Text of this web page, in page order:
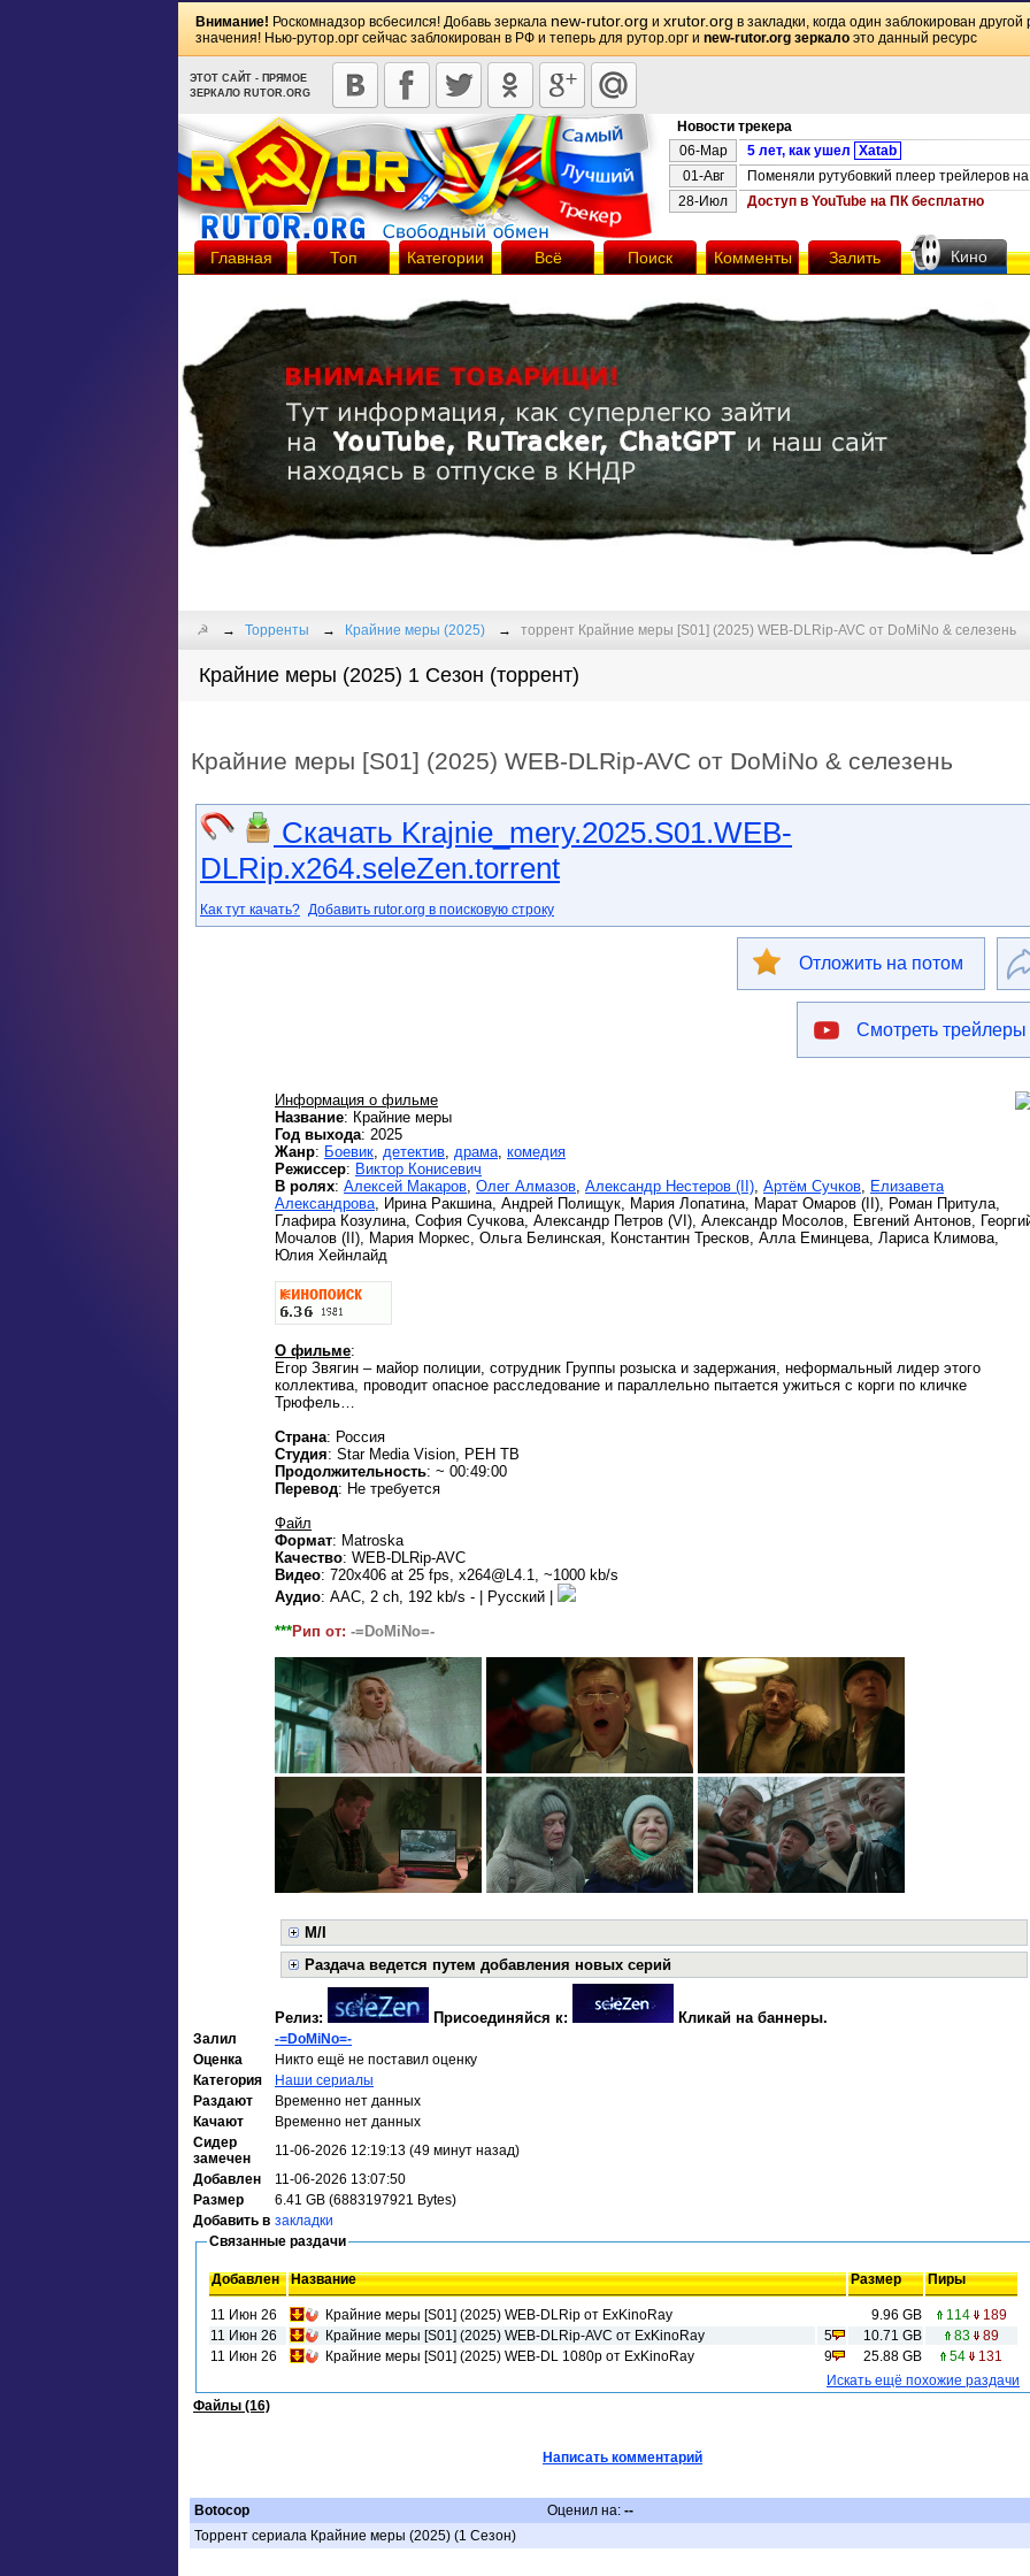
Внимание! Роскомнадзор всбесился! Добавь зеркала new-rutor.org и xrutor.org в закладки, когда один заблокирован
значения! Нью-рутор.орг сейчас заблокирован в РФ и теперь для рутор.орг и new-rutor.org зеркало это данный ресурс
ЭТОТ САЙТ - ПРЯМОЕ
ЗЕРКАЛО RUTOR.ORG
Новости трекера
06-Мар
5 лет, как ушел Xatab
01-Авг
Поменяли рутубовкий плеер трейлеров
28-Июл
Доступ в YouTube на ПК бесплатно
Главная Топ Категории Всё Поиск Комменты Залить Кино
☭ Торренты Крайние меры (2025) торрент Крайние меры [S01] (2025) WEB-DLRip-AVC от DoMiNo & селезень
Крайние меры (2025) 1 Сезон (торрент)
Крайние меры [S01] (2025) WEB-DLRip-AVC от DoMiNo & селезень
Скачать Krajnie_mery.2025.S01.WEB-
DLRip.x264.seleZen.torrent
Как тут качать? Добавить rutor.org в поисковую строку
Отложить на потом
Смотреть трейлеры
Информация о фильме
Название: Крайние меры
Год выхода: 2025
Жанр: Боевик, детектив, драма, комедия
Режиссер: Виктор Конисевич
В ролях: Алексей Макаров, Олег Алмазов, Александр Нестеров (II), Артём Сучков, Елизавета
Александрова, Ирина Ракшина, Андрей Полищук, Мария Лопатина, Марат Омаров (II), Роман Притула,
Глафира Козулина, София Сучкова, Александр Петров (VI), Александр Мосолов, Евгений Антонов,
Мочалов (II), Мария Моркес, Ольга Белинская, Константин Тресков, Алла Еминцева, Лариса Климова,
Юлия Хейнлайд
О фильме:
Егор Звягин – майор полиции, сотрудник Группы розыска и задержания, неформальный лидер этого
коллектива, проводит опасное расследование и параллельно пытается ужиться с корги по кличке
Трюфель…
Страна: Россия
Студия: Star Media Vision, РЕН ТВ
Продолжительность: ~ 00:49:00
Перевод: Не требуется
Файл
Формат: Matroska
Качество: WEB-DLRip-AVC
Видео: 720x406 at 25 fps, x264@L4.1, ~1000 kb/s
Аудио: ААС, 2 ch, 192 kb/s - | Русский |
***Рип от: -=DoMiNo=-
M/I
Раздача ведется путем добавления новых серий
Релиз: Присоединяйся к: Кликай на баннеры.
Залил
-=DoMiNo=-
Оценка
Никто ещё не поставил оценку
Категория
Наши сериалы
Раздают
Временно нет данных
Качают
Временно нет данных
Сидер
замечен
11-06-2026 12:19:13 (49 минут назад)
Добавлен
11-06-2026 13:07:50
Размер
6.41 GB (6883197921 Bytes)
Добавить в закладки
Связанные раздачи
Добавлен Название Размер Пиры
11 Июн 26 Крайние меры [S01] (2025) WEB-DLRip от ExKinoRay 9.96 GB 114 189
11 Июн 26
Крайние меры [S01] (2025) WEB-DLRip-AVC от ExKinoRay 5 10.71 GB 83
89
11 Июн 26
Крайние меры [S01] (2025) WEB-DL 1080p от ExKinoRay 9 25.88 GB 54
131
Искать ещё похожие раздачи
Файлы (16)
Написать комментарий
Botocop Оценил на: --
Торрент сериала Крайние меры (2025) (1 Сезон)